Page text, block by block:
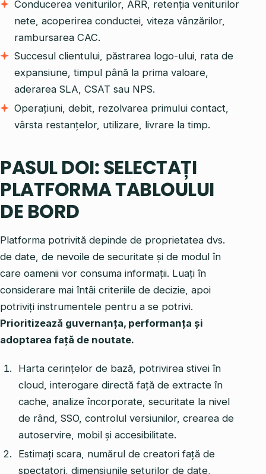
Conducerea veniturilor, ARR, retenția veniturilor
nete, acoperirea conductei, viteza vânzărilor,
rambursarea CAC.
Succesul clientului, păstrarea logo-ului, rata de
expansiune, timpul până la prima valoare,
aderarea SLA, CSAT sau NPS.
Operațiuni, debit, rezolvarea primului contact,
vârsta restanțelor, utilizare, livrare la timp.
PASUL DOI: SELECTAȚI
PLATFORMA TABLOULUI
DE BORD
Platforma potrivită depinde de proprietatea dvs.
de date, de nevoile de securitate și de modul în
care oamenii vor consuma informații. Luați în
considerare mai întâi criteriile de decizie, apoi
potriviți instrumentele pentru a se potrivi.
Prioritizează guvernanța, performanța și
adoptarea față de noutate.
Harta cerințelor de bază, potrivirea stivei în
cloud, interogare directă față de extracte în
cache, analize încorporate, securitate la nivel
de rând, SSO, controlul versiunilor, crearea de
autoservire, mobil și accesibilitate.
Estimați scara, numărul de creatori față de
spectatori, dimensiunile seturilor de date,